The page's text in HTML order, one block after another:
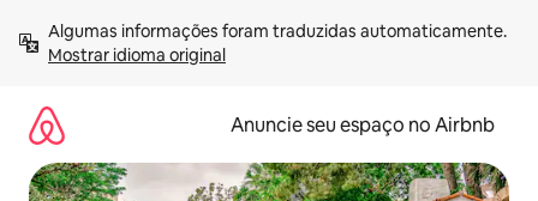
para
Mostrar idioma original
Anuncie seu espaço no Airbnb